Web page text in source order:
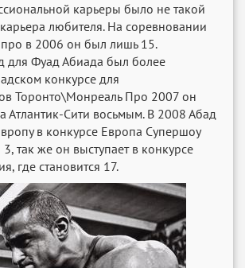
карьеры было не такой
любителя. На соревновании
про в 2006 он был лишь 15.
для Фуад Абиада был более
конкурсе для
Торонто\Монреаль Про 2007 он
Атлантик-Сити восьмым. В 2008 Абад
в конкурсе Европа Супершоу
3, так же он выступает в конкурсе
где становится 17.